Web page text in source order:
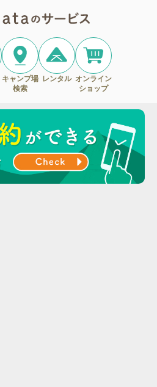
キャンプ場
検索
レンタル オンライン
ショップ